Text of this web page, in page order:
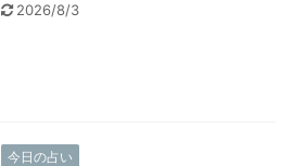
2026/8/3
今日の占い